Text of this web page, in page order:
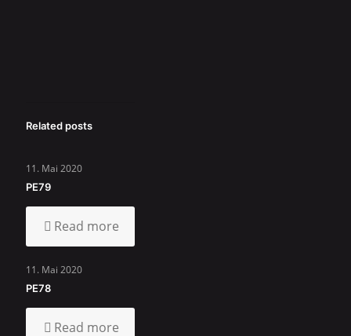
Related posts
11. Mai 2020
PE79
Read more
11. Mai 2020
PE78
Read more